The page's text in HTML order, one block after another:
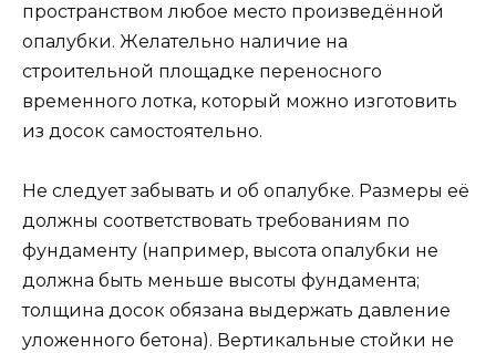
пространством любое место произведённой
опалубки. Желательно наличие на
строительной площадке переносного
временного лотка, который можно изготовить
из досок самостоятельно.
Не следует забывать и об опалубке. Размеры её
должны соответствовать требованиям по
фундаменту (например, высота опалубки не
должна быть меньше высоты фундамента;
толщина досок обязана выдержать давление
уложенного бетона). Вертикальные стойки не